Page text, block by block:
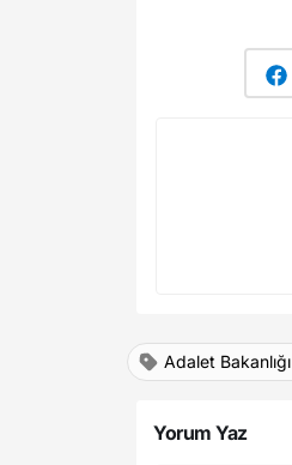
Adalet Bakanlığı
Yorum Yaz